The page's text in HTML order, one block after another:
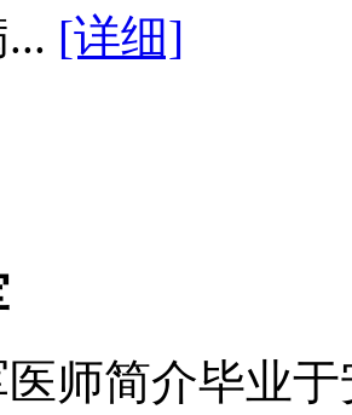
[详细]
师简介毕业